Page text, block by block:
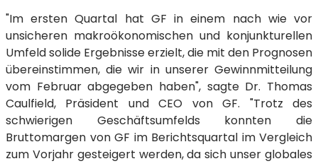
"Im ersten Quartal hat GF in einem nach wie vor
unsicheren makroökonomischen und konjunkturellen
Umfeld solide Ergebnisse erzielt, die mit den Prognosen
übereinstimmen, die wir in unserer Gewinnmitteilung
vom Februar abgegeben haben", sagte Dr. Thomas
Caulfield, Präsident und CEO von GF. "Trotz des
schwierigen Geschäftsumfelds konnten die
Bruttomargen von GF im Berichtsquartal im Vergleich
zum Vorjahr gesteigert werden, da sich unser globales